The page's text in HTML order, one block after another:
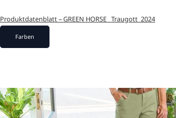
Produktdatenblatt – GREEN HORSE _Traugott_2024
Farben